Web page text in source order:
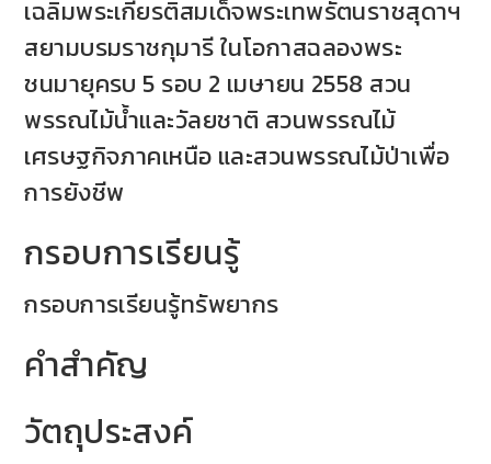
เฉลิมพระเกียรติสมเด็จพระเทพรัตนราชสุดาฯ
สยามบรมราชกุมารี ในโอกาสฉลองพระ
ชนมายุครบ 5 รอบ 2 เมษายน 2558 สวน
พรรณไม้น้ำและวัลยชาติ สวนพรรณไม้
เศรษฐกิจภาคเหนือ และสวนพรรณไม้ป่าเพื่อ
การยังชีพ
กรอบการเรียนรู้
กรอบการเรียนรู้ทรัพยากร
คำสำคัญ
วัตถุประสงค์